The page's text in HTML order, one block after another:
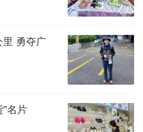
里 勇夺广
名片